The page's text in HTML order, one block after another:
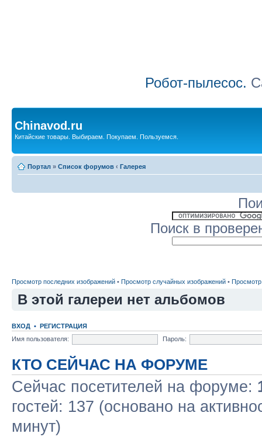
Робот-пылесос.
Chinavod.ru
Китайские товары. Выбираем. Покупаем. Пользуемся.
Портал » Список форумов ‹ Галерея
Поиск в
Просмотр последних изображений • Просмотр случайных изображений • Просмотр
В этой галереи нет альбомов
ВХОД • РЕГИСТРАЦИЯ
Имя пользователя:
Пароль:
КТО СЕЙЧАС НА ФОРУМЕ
Сейчас посетителей на форуме:
гостей: 137 (основано на
минут)